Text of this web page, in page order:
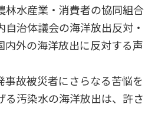
林水産業・消費者の協同組合
治体議会の海洋放出反対・
内外の海洋放出に反対する声
故被災者にさらなる苦悩を
る汚染水の海洋放出は、許さ